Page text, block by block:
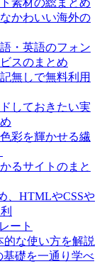
素材の総まとめ
かわいい海外の
・英語のフォン
スのまとめ
無しで無料利用
しておきたい実
彩を輝かせる繊
るサイトのまと
、HTMLやCSSや
ート
的な使い方を解説
基礎を一通り学べ